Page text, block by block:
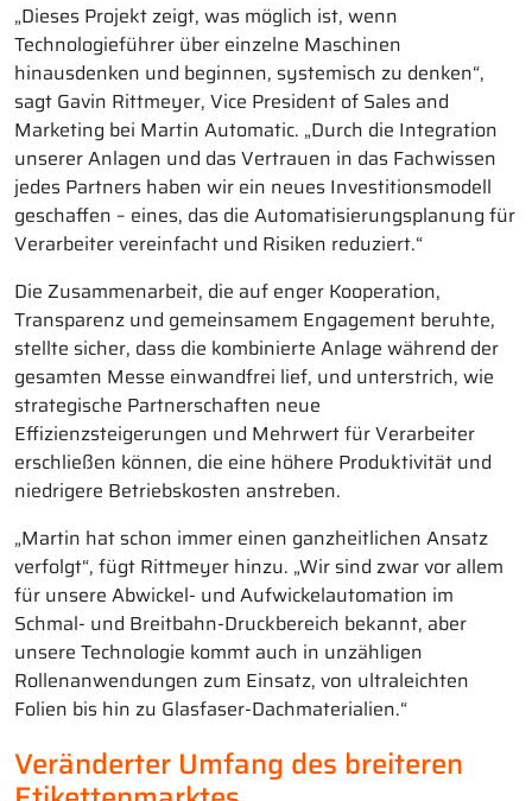
„Dieses Projekt zeigt, was möglich ist, wenn
Technologieführer über einzelne Maschinen
hinausdenken und beginnen, systemisch zu denken“,
sagt Gavin Rittmeyer, Vice President of Sales and
Marketing bei Martin Automatic. „Durch die Integration
unserer Anlagen und das Vertrauen in das Fachwissen
jedes Partners haben wir ein neues Investitionsmodell
geschaffen – eines, das die Automatisierungsplanung für
Verarbeiter vereinfacht und Risiken reduziert.“
Die Zusammenarbeit, die auf enger Kooperation,
Transparenz und gemeinsamem Engagement beruhte,
stellte sicher, dass die kombinierte Anlage während der
gesamten Messe einwandfrei lief, und unterstrich, wie
strategische Partnerschaften neue
Effizienzsteigerungen und Mehrwert für Verarbeiter
erschließen können, die eine höhere Produktivität und
niedrigere Betriebskosten anstreben.
„Martin hat schon immer einen ganzheitlichen Ansatz
verfolgt“, fügt Rittmeyer hinzu. „Wir sind zwar vor allem
für unsere Abwickel- und Aufwickelautomation im
Schmal- und Breitbahn-Druckbereich bekannt, aber
unsere Technologie kommt auch in unzähligen
Rollenanwendungen zum Einsatz, von ultraleichten
Folien bis hin zu Glasfaser-Dachmaterialien.“
Veränderter Umfang des breiteren